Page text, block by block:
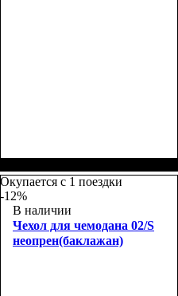
Окупается с 1 поездки
-12%
В наличии
Чехол для чемодана 02/S
неопрен(баклажан)